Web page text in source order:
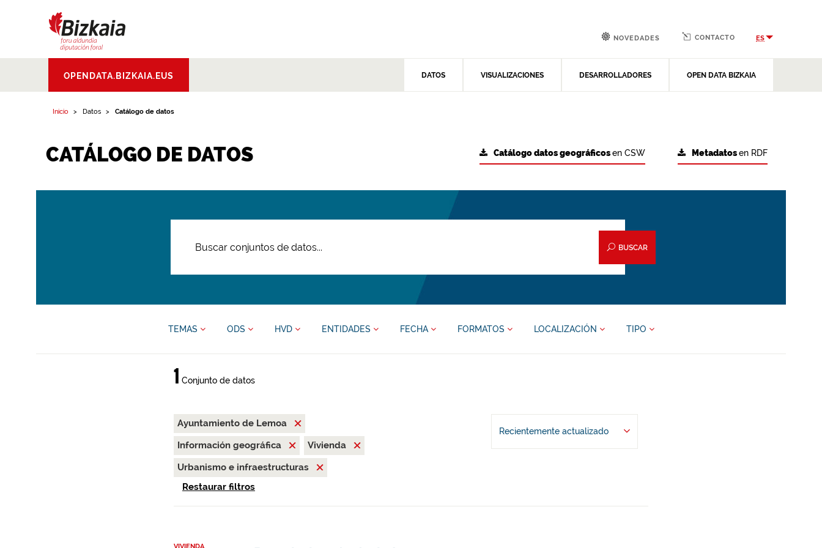
Aldundia.Diputacion
Foral de Bizkaia
OPENDATA.BIZKAIA.EUS DATOS VISUALIZACIONES DESARROLLADORES OPEN DATA BIZKAIA
NOVEDADES CONTACTO ES
Inicio Datos Catálogo de datos
CATÁLOGO DE DATOS Metadatosen RDF
Catálogo datos geográficosen CSW
BUSCAR
TEMAS ODS HVD ENTIDADES FECHA FORMATOS LOCALIZACIÓN TIPO
1 Conjunto de datos
Ayuntamiento de Lemoa
Información geográfica
Vivienda
Urbanismo e infraestructuras
Restaurar filtros
Recientemente actualizado